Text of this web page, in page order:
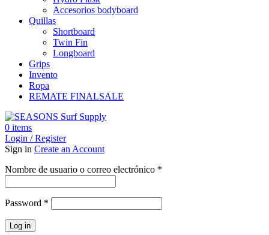
Accesorios bodyboard
Quillas
Shortboard
Twin Fin
Longboard
Grips
Invento
Ropa
REMATE FINALSALE
0 items
Login / Register
Sign in Create an Account
Nombre de usuario o correo electrónico *
Password *
Log in